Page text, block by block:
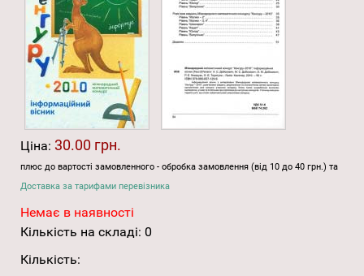
Ціна: 30.00 грн.
плюс до вартості замовленного - обробка замовлення (від 10 до 40 грн.) та
Доставка за тарифами перевізника
Немає в наявності
Кількість на складі: 0
Кількість: